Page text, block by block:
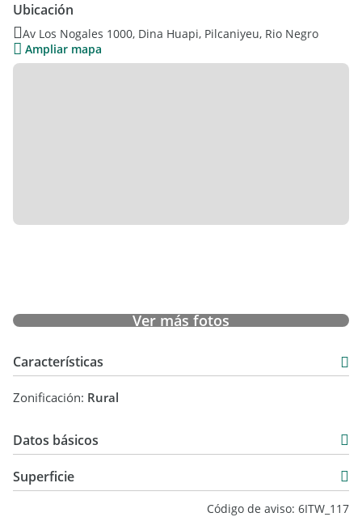
Ubicación
Av Los Nogales 1000, Dina Huapi, Pilcaniyeu, Rio Negro
Ampliar mapa
Ver más fotos
Características
Zonificación: Rural
Datos básicos
Superficie
Código de aviso: 6ITW_117